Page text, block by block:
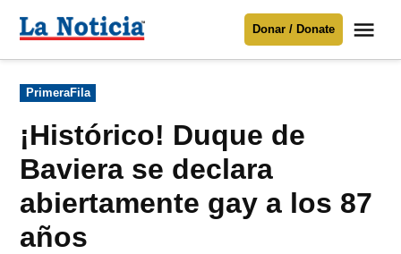
Para mantenerte informado necesitamos
Donar
contenido
Noticia
Donar / Donate
Publicado
en
PrimeraFila
¡Histórico! Duque de
Baviera se declara
abiertamente gay a los 87
años